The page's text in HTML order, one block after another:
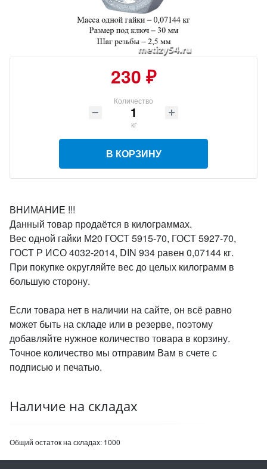
230 ₽
Количество
кг
В КОРЗИНУ
ВНИМАНИЕ !!!
Данный товар продаётся в килограммах.
Вес одной гайки М20 ГОСТ 5915-70, ГОСТ 5927-70,
ГОСТ Р ИСО 4032-2014, DIN 934 равен 0,07144 кг.
При покупке округляйте вес до целых килограмм в
большую сторону.
Если товара нет в наличии на сайте, он всё равно
может быть на складе или в резерве, поэтому
добавляйте нужное количество товара в корзину.
Точное количество мы отправим Вам в счете с
подписью и печатью.
Наличие на складах
Общий остаток на складах: 1000